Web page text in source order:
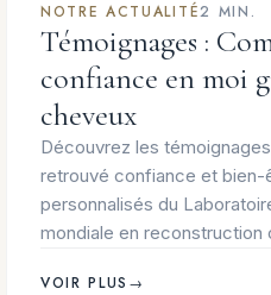
NOTRE ACTUALITÉ2 MIN.
Témoignages :
confiance en moi
cheveux
Découvrez les
retrouvé confiance et
personnalisés du
mondiale en reconstruction
VOIR PLUS →